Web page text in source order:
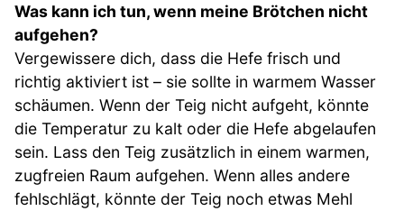
Was kann ich tun, wenn meine Brötchen nicht
aufgehen?
Vergewissere dich, dass die Hefe frisch und
richtig aktiviert ist – sie sollte in warmem Wasser
schäumen. Wenn der Teig nicht aufgeht, könnte
die Temperatur zu kalt oder die Hefe abgelaufen
sein. Lass den Teig zusätzlich in einem warmen,
zugfreien Raum aufgehen. Wenn alles andere
fehlschlägt, könnte der Teig noch etwas Mehl